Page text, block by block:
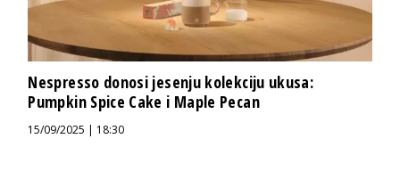
Nespresso donosi jesenju kolekciju ukusa:
Pumpkin Spice Cake i Maple Pecan
15/09/2025 | 18:30